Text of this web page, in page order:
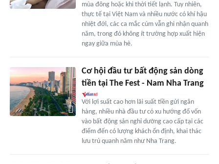
mùa đông hoặc khi thời tiết lạnh. Tuy nhiên,
thực tế tại Việt Nam và nhiều nước có khí hậu
nhiệt đới, các ca mắc cúm vẫn ghi nhận quanh
năm, trong đó không ít trường hợp xuất hiện
ngay giữa mùa hè.
Cơ hội đầu tư bất động sản dòng
tiền tại The Fest - Nam Nha Trang
Với lợi suất cao hơn lãi suất tiền gửi ngân
hàng, nhiều nhà đầu tư có xu hướng đổ vốn
vào bất động sản nghỉ dưỡng cao cấp tại các
điểm đến có lượng khách ổn định, khai thác
lưu trú quanh năm như Nha Trang.